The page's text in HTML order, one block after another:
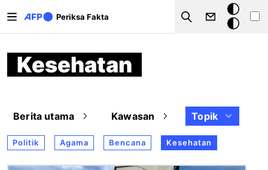
Periksa Fakta
Search
Mode
gelap
Kesehatan
Berita utama Kawasan Topik
Politik Agama Bencana Kesehatan